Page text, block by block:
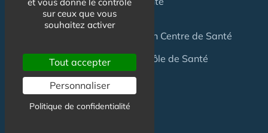
ou un Centre de Santé
Terrain
pour création Maison / Pôle de Santé
FAQ
sur ceux que vous
souhaitez activer
Tout accepter
Personnaliser
Politique de confidentialité